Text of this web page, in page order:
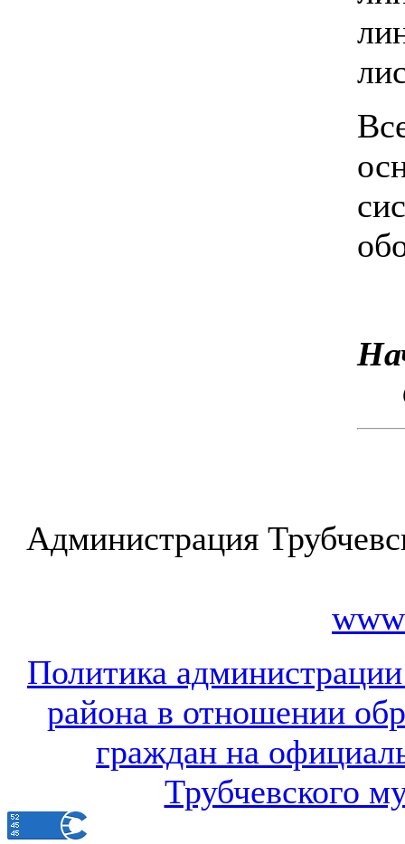
Администрация
Политика
района в отношении
граждан на
Трубчевского